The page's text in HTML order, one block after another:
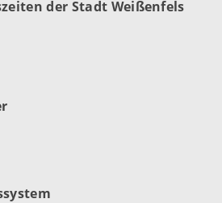
der Stadt Weißenfels